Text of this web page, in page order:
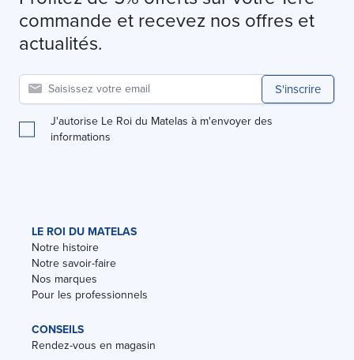
commande et recevez nos offres et
actualités.
S'inscrire
J'autorise Le Roi du Matelas à m'envoyer des
informations
LE ROI DU MATELAS
Notre histoire
Notre savoir-faire
Nos marques
Pour les professionnels
CONSEILS
Rendez-vous en magasin